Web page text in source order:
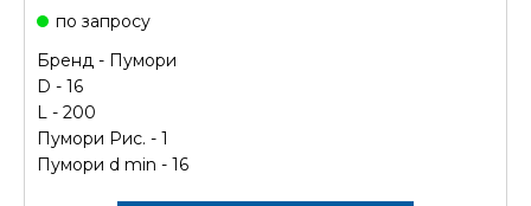
по запросу
Бренд - Пумори
D - 16
L - 200
Пумори Рис. - 1
Пумори d min - 16